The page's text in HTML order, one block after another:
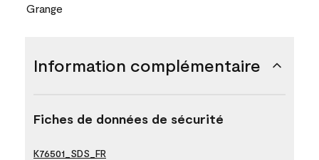
Grange
Information complémentaire
Fiches de données de sécurité
K76501_SDS_FR